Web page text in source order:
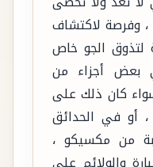
، وفرصة لاكتشاف
لتذوق الجو خاص
بعض أجزاء من
كان ذلك على
، أو في الحدائق
من مكسيكو ،